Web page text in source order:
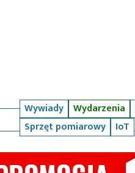
Wywiady Wydarzenia
Sprzęt pomiarowy
IoT